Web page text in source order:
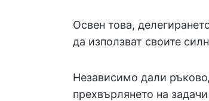
Освен това,
да използват своите
Независимо дали
прехвърлянето на